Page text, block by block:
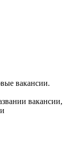
вакансии.
вакансии,